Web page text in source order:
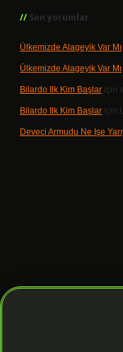
Son yorumlar
Ülkemizde Alageyik Var Mı
Ülkemizde Alageyik Var Mı
Bilardo Ilk Kim Başlar için
Bilardo Ilk Kim Başlar için
Deveci Armudu Ne Işe